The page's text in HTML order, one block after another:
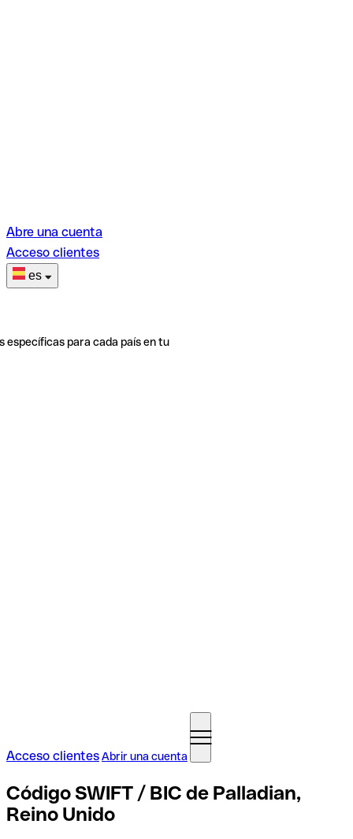
Abre una cuenta
Acceso clientes
es
específicas para cada país en tu
Acceso clientesAbrir una cuenta
Código SWIFT / BIC de Palladian,
Reino Unido